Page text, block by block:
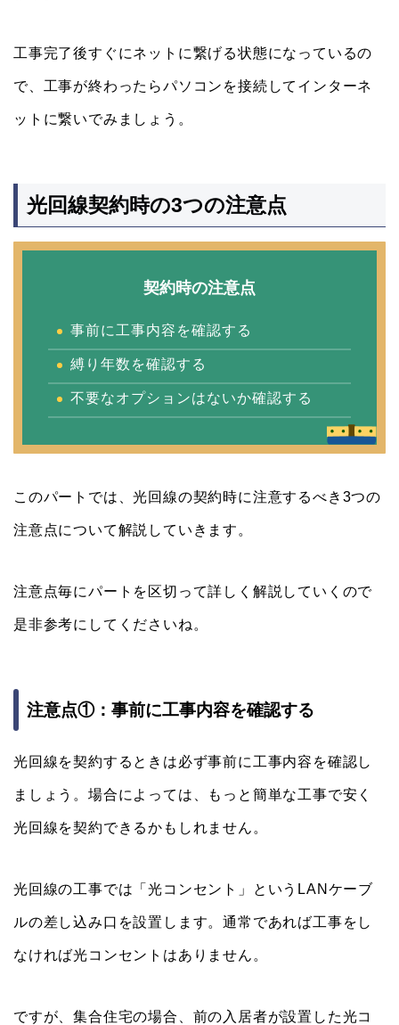
工事完了後すぐにネットに繋げる状態になっているの
で、工事が終わったらパソコンを接続してインターネ
ットに繋いでみましょう。
光回線契約時の3つの注意点
契約時の注意点
事前に工事内容を確認する
縛り年数を確認する
不要なオプションはないか確認する
このパートでは、光回線の契約時に注意するべき3つの
注意点について解説していきます。
注意点毎にパートを区切って詳しく解説していくので
是非参考にしてくださいね。
注意点①：事前に工事内容を確認する
光回線を契約するときは必ず事前に工事内容を確認し
ましょう。場合によっては、もっと簡単な工事で安く
光回線を契約できるかもしれません。
光回線の工事では「光コンセント」というLANケーブ
ルの差し込み口を設置します。通常であれば工事をし
なければ光コンセントはありません。
ですが、集合住宅の場合、前の入居者が設置した光コ